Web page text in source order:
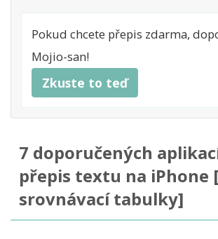
Pokud chcete přepis zdarma,
Mojio-san!
Zkuste to teď
7 doporučených
přepis textu na iPhone
srovnávací tabulky]